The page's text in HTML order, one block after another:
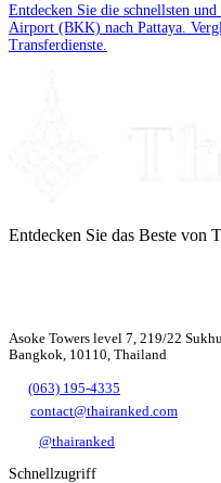
Entdecken Sie die schnellsten
Airport (BKK) nach Pattaya.
Transferdienste.
Entdecken Sie das Beste von
Asoke Towers level 7, 219/22
Bangkok, 10110, Thailand
(063) 195-4335
contact@thairanked.com
@thairanked
Schnellzugriff